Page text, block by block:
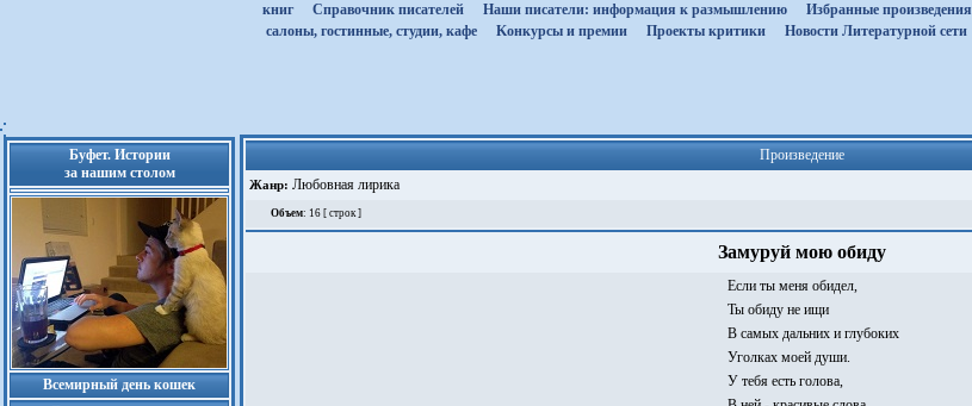
книг
Cправочник писателей Наши писатели: информация к размышлению Избранные произведения
салоны, гостинные, студии, кафе
Kонкурсы и премии Проекты критики Новости Литературной сети
Буфет. Истории
за нашим столом
Всемирный день кошек
Произведение
Жанр: Любовная лирика
Объем: 16 [ строк ]
Замуруй мою обиду
Если ты меня обидел,
Ты обиду не ищи
В самых дальних и глубоких
Уголках моей души.
У тебя есть голова,